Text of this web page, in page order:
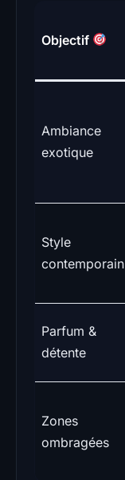
Objectif
Ambiance
exotique
Style
contemporain
Parfum &
détente
Zones
ombragées